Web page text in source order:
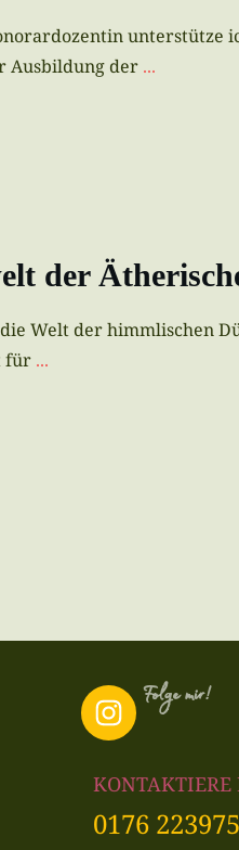
unterstütze
Ausbildung der ...
der
Welt der himmlischen
für ...
Folge mir!
KONTAKTIERE
0176